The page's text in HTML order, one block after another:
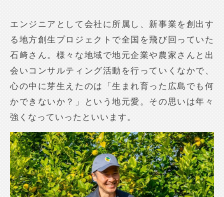
エンジニアとして会社に所属し、新事業を創出す
る地方創生プロジェクトで全国を飛び回っていた
石﨑さん。様々な地域で地元企業や農家さんと出
会いコンサルティング活動を行っていくなかで、
心の中に芽生えたのは「生まれ育った広島でも何
かできないか？」という地元愛。その思いは年々
強くなっていったといいます。